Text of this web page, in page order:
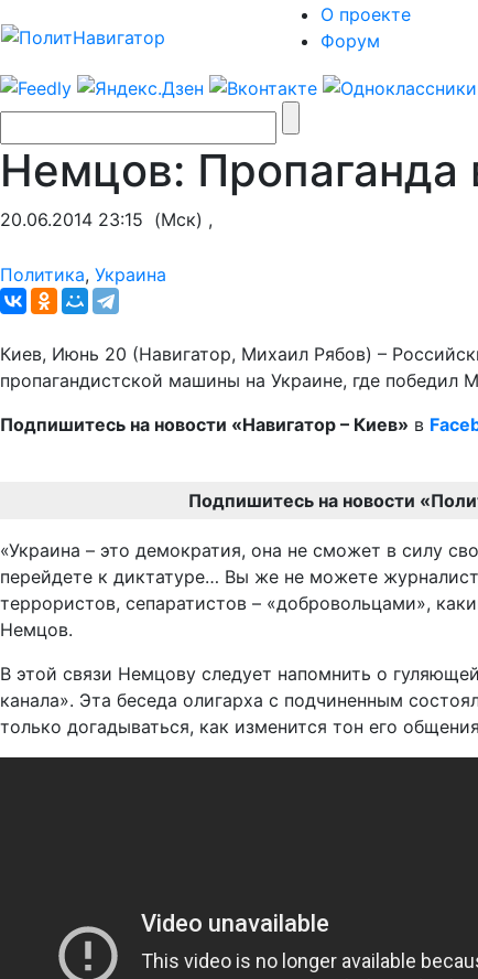
О проекте
Форум
Немцов:
20.06.2014 23:15 (Мск) ,
Политика, Украина
Киев, Июнь 20 (Навигатор, Михаил Рябов) –
пропагандистской машины на Украине, где победил
Подпишитесь на новости «Навигатор – Киев» в
Подпишитесь на новости
«Украина – это демократия, она не сможет в силу
перейдете к диктатуре… Вы же не можете
террористов, сепаратистов – «добровольцами»,
Немцов.
В этой связи Немцову следует напомнить о
канала». Эта беседа олигарха с подчиненным
только догадываться, как изменится тон его